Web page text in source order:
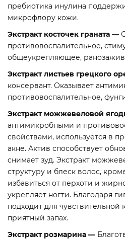
пребиотика инулина
микрофлору кожи.
Экстракт косточек граната —
противовоспалительное,
общеукрепляющее,
Экстракт листьев грецкого
консервант. Оказывает
противовоспалительное,
Экстракт можжевеловой
антимикробными и
свойствами, используется в
акне. Актив способствует
снимает зуд. Экстракт
структуру и блеск волос,
избавиться от перхоти и
укрепляет ногти. Благодаря
подходит для чувствительной
приятный запах.
Экстракт розмарина —